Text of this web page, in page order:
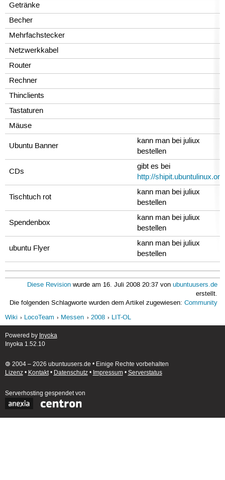
Getränke
Becher
Mehrfachstecker
Netzwerkkabel
Router
Rechner
Thinclients
Tastaturen
Mäuse
Ubuntu Banner
kann man bei juliux
bestellen
CDs
gibt es bei
http://shipit.ubuntulinux.org
Tischtuch rot
kann man bei juliux
bestellen
Spendenbox
kann man bei juliux
bestellen
ubuntu Flyer
kann man bei juliux
bestellen
Diese Revision wurde am 16. Juli 2008 20:37 vonubuntuusers.de
erstellt.
Die folgenden Schlagworte wurden dem Artikel zugewiesen:Community
Wiki
LocoTeam Messen 2008 LIT-OL
Powered by Inyoka
Inyoka 1.52.10
🄯 2004 – 2026 ubuntuusers.de • Einige Rechte vorbehalten
Lizenz• Kontakt• Datenschutz• Impressum• Serverstatus
Serverhosting gespendet von